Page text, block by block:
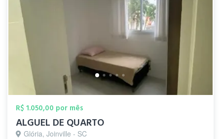
R$ 1.050,00 por mês
ALGUEL DE QUARTO
Glória, Joinville - SC